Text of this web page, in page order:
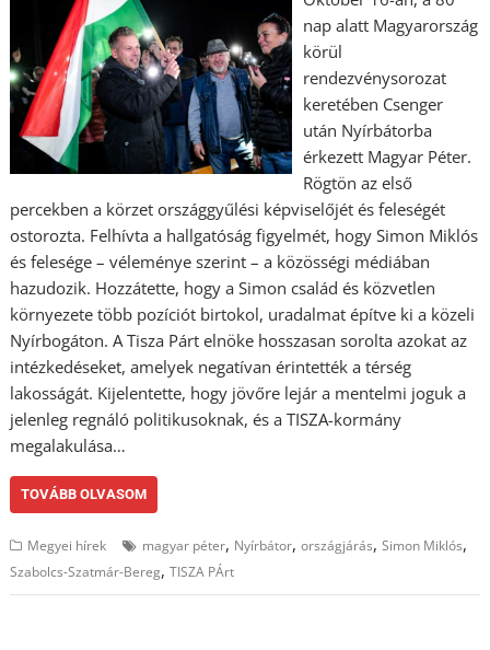
nap alatt Magyarország
körül
rendezvénysorozat
keretében Csenger
után Nyírbátorba
érkezett Magyar Péter.
Rögtön az első
percekben a körzet országgyűlési képviselőjét és feleségét
ostorozta. Felhívta a hallgatóság figyelmét, hogy Simon Miklós
és felesége – véleménye szerint – a közösségi médiában
hazudozik. Hozzátette, hogy a Simon család és közvetlen
környezete több pozíciót birtokol, uradalmat építve ki a közeli
Nyírbogáton. A Tisza Párt elnöke hosszasan sorolta azokat az
intézkedéseket, amelyek negatívan érintették a térség
lakosságát. Kijelentette, hogy jövőre lejár a mentelmi joguk a
jelenleg regnáló politikusoknak, és a TISZA-kormány
megalakulása…
TOVÁBB OLVASOM
Megyei hírek magyar péter, Nyírbátor,országjárás,Simon Miklós,
Szabolcs-Szatmár-Bereg,TISZA PÁrt